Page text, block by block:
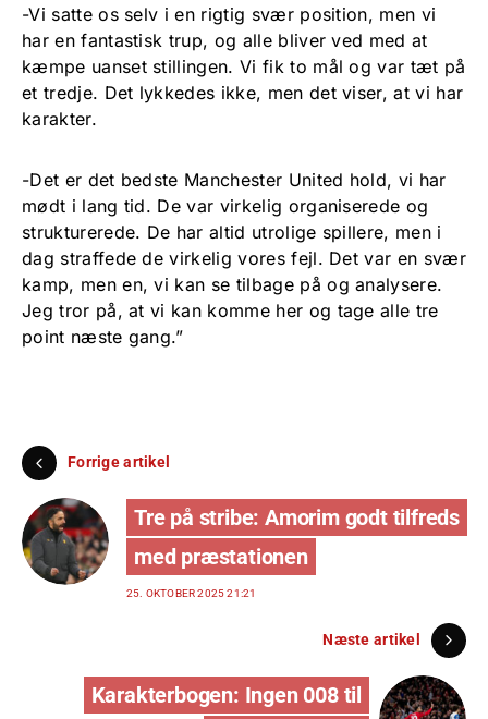
-Vi satte os selv i en rigtig svær position, men vi
har en fantastisk trup, og alle bliver ved med at
kæmpe uanset stillingen. Vi fik to mål og var tæt på
et tredje. Det lykkedes ikke, men det viser, at vi har
karakter.
-Det er det bedste Manchester United hold, vi har
mødt i lang tid. De var virkelig organiserede og
strukturerede. De har altid utrolige spillere, men i
dag straffede de virkelig vores fejl. Det var en svær
kamp, men en, vi kan se tilbage på og analysere.
Jeg tror på, at vi kan komme her og tage alle tre
point næste gang.”
Forrige artikel
Tre på stribe: Amorim godt tilfreds
med præstationen
25. OKTOBER 2025 21:21
Næste artikel
Karakterbogen: Ingen 008 til